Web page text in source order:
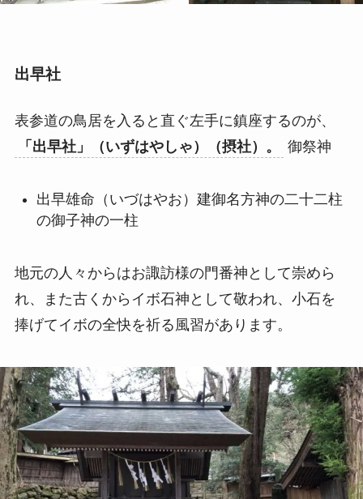
出早社
表参道の鳥居を入ると直ぐ左手に鎮座するのが、
「出早社」（いずはやしゃ）（摂社）。
御祭神
出早雄命（いづはやお）建御名方神の二十二柱
の御子神の一柱
地元の人々からはお諏訪様の門番神として崇めら
れ、また古くからイボ石神として敬われ、小石を
捧げてイボの全快を祈る風習があります。